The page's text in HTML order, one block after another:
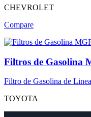
CHEVROLET
Compare
Filtros de Gasolina
Filtro de Gasolina de Linea
TOYOTA